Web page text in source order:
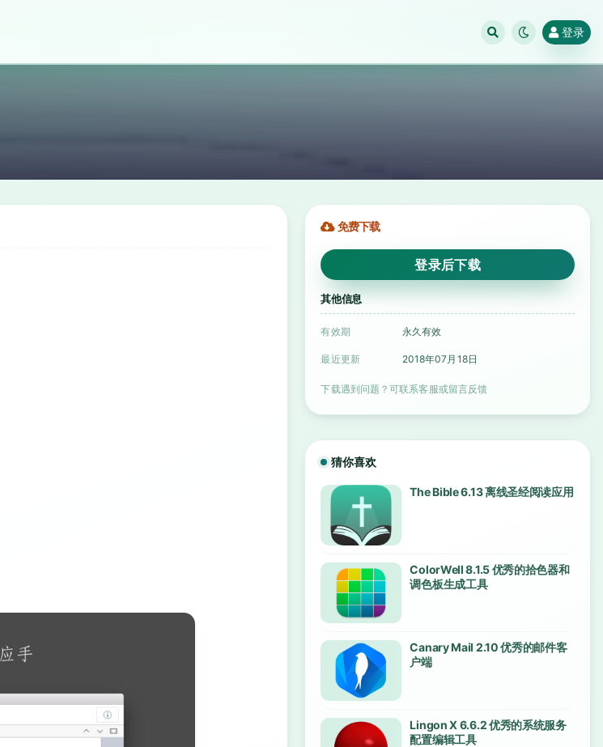
登录
免费下载
登录后下载
其他信息
有效期 永久有效
最近更新 2018年07月18日
下载遇到问题？可联系客服或留言反馈
猜你喜欢
The Bible 6.13 离线圣经阅读应用
ColorWell 8.1.5 优秀的拾色器和
调色板生成工具
Canary Mail 2.10 优秀的邮件客
户端
Lingon X 6.6.2 优秀的系统服务
配置编辑工具